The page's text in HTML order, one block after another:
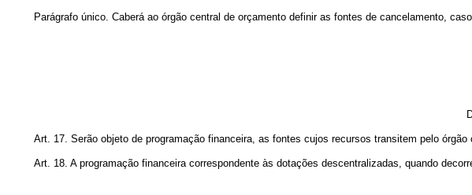
Parágrafo único. Caberá ao órgão central de orçamento definir as fontes de cancelamento,
Art. 17. Serão objeto de programação financeira, as fontes cujos recursos transitem pelo órgão
Art. 18. A programação financeira correspondente às dotações descentralizadas, quando